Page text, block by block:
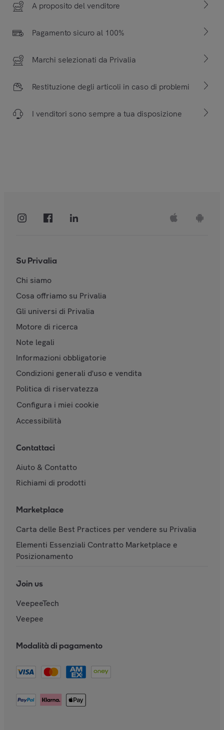
A proposito del venditore
Pagamento sicuro al 100%
Marchi selezionati da Privalia
Restituzione degli articoli in caso di problemi
I venditori sono sempre a tua disposizione
Su Privalia
Chi siamo
Cosa offriamo su Privalia
Gli universi di Privalia
Motore di ricerca
Note legali
Informazioni obbligatorie
Condizioni generali d'uso e vendita
Politica di riservatezza
Configura i miei cookie
Accessibilità
Contattaci
Aiuto & Contatto
Richiami di prodotti
Marketplace
Carta delle Best Practices per vendere su Privalia
Elementi Essenziali Contratto Marketplace e
Posizionamento
Join us
VeepeeTech
Veepee
Modalità di pagamento